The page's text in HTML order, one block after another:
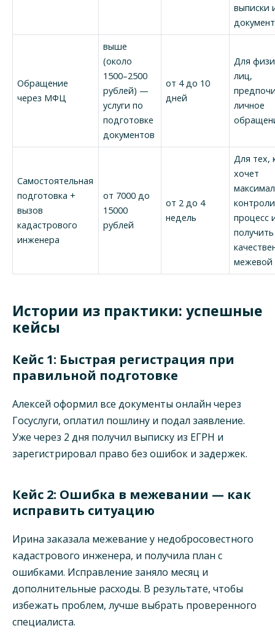
выписки
Обращение
через МФЦ
выше
(около
1500–2500
рублей) —
услуги по
подготовке
документов
от 4 до 10
дней
Для
лиц,
личное
Самостоятельная
подготовка +
вызов
кадастрового
инженера
от 7000 до
15000
рублей
от 2 до 4
недель
Для тех,
хочет
процесс
получить
межевой
Истории из практики: успешные
кейсы
Кейс 1: Быстрая регистрация при
правильной подготовке
Алексей оформил все документы онлайн через
Госуслуги, оплатил пошлину и подал заявление.
Уже через 2 дня получил выписку из ЕГРН и
зарегистрировал право без ошибок и задержек.
Кейс 2: Ошибка в межевании — как
исправить ситуацию
Ирина заказала межевание у недобросовестного
кадастрового инженера, и получила план с
ошибками. Исправление заняло месяц и
дополнительные расходы. В результате, чтобы
избежать проблем, лучше выбрать проверенного
специалиста.